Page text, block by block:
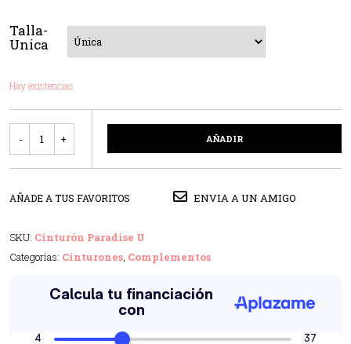
Talla-
Unica
Hay existencias
AÑADIR
AÑADE A TUS FAVORITOS ENVIA A UN AMIGO
SKU: Cinturón Paradise U
Categorías: Cinturones, Complementos